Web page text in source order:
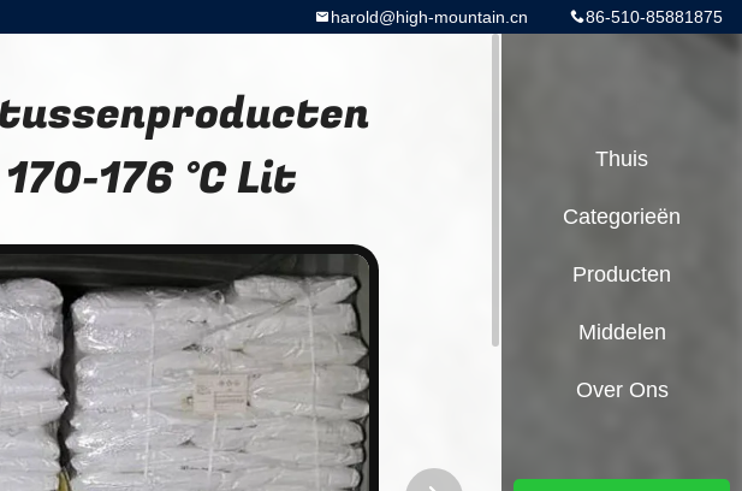
86-510-85881875
harold@high-mountain.cn
176 °C Lit
Thuis
Categorieën
Producten
Middelen
Over Ons